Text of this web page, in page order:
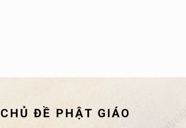
CHỦ ĐỀ PHẬT GIÁO